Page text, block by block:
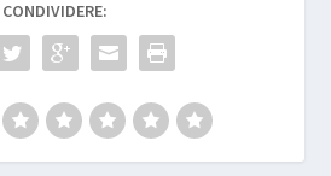
CONDIVIDERE: